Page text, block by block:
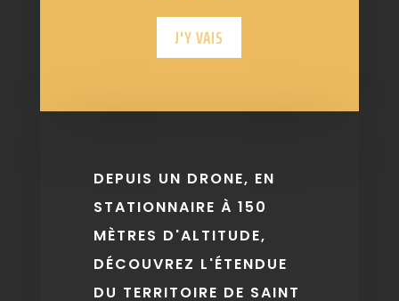
J'Y VAIS
DEPUIS UN DRONE, EN
STATIONNAIRE À 150
MÈTRES D'ALTITUDE,
DÉCOUVREZ L'ÉTENDUE
DU TERRITOIRE DE SAINT